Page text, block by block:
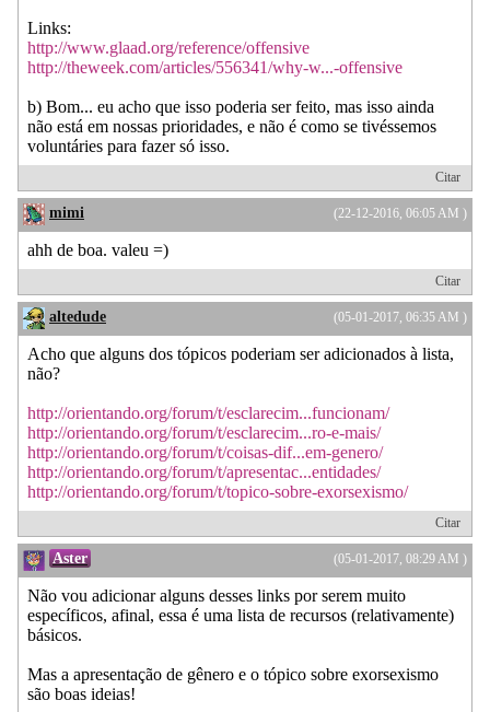
Links:
http://www.glaad.org/reference/offensive
http://theweek.com/articles/556341/why-w...-offensive
b) Bom... eu acho que isso poderia ser feito, mas isso ainda
não está em nossas prioridades, e não é como se tivéssemos
voluntáries para fazer só isso.
Citar
(22-12-2016, 06:05 AM )
mimi
ahh de boa. valeu =)
Citar
(05-01-2017, 06:35 AM )
altedude
Acho que alguns dos tópicos poderiam ser adicionados à lista,
não?
http://orientando.org/forum/t/esclarecim...funcionam/
http://orientando.org/forum/t/esclarecim...ro-e-mais/
http://orientando.org/forum/t/coisas-dif...em-genero/
http://orientando.org/forum/t/apresentac...entidades/
http://orientando.org/forum/t/topico-sobre-exorsexismo/
Citar
(05-01-2017, 08:29 AM )
Aster
Não vou adicionar alguns desses links por serem muito
específicos, afinal, essa é uma lista de recursos (relativamente)
básicos.
Mas a apresentação de gênero e o tópico sobre exorsexismo
são boas ideias!